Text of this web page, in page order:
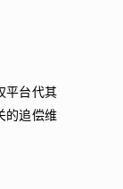
平台代其
的追偿维